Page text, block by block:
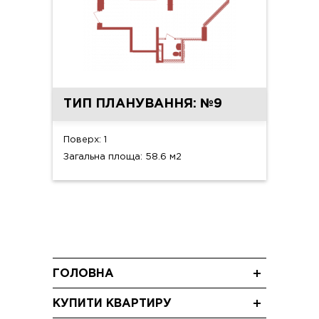
ТИП ПЛАНУВАННЯ: №9
Поверх: 1
Загальна площа: 58.6 м2
ГОЛОВНА
КУПИТИ КВАРТИРУ